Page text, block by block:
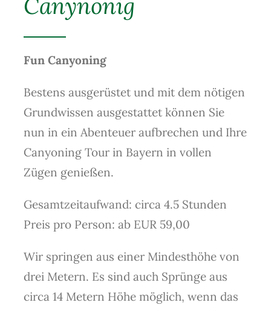
Fun Canyoning
Bestens ausgerüstet und mit dem nötigen
Grundwissen ausgestattet können Sie
nun in ein Abenteuer aufbrechen und Ihre
Canyoning Tour in Bayern in vollen
Zügen genießen.
Gesamtzeitaufwand: circa 4.5 Stunden
Preis pro Person: ab EUR 59,00
Wir springen aus einer Mindesthöhe von
drei Metern. Es sind auch Sprünge aus
circa 14 Metern Höhe möglich, wenn das